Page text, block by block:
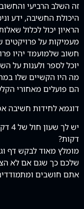
זה השלב הרביעי
היכולת החשיבה, ידע
הראיון יכול לכלול
מעמיקות על
חשוב שלמועמד יהיו
יוכל לספר ולענות על
מה היו הקשיים שלו
הם פועלים מאחורי
דוגמא לחידות חשיבה
דקות?
מומלץ מאוד לבקש דף
שלכם כך שגם אם לא
אתם חושבים